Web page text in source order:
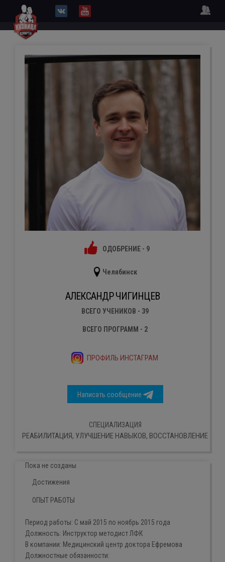
ОДОБРЕНИЕ - 9
Челябинск
АЛЕКСАНДР ЧИГИНЦЕВ
ВСЕГО УЧЕНИКОВ - 39
ВСЕГО ПРОГРАММ - 2
ПРОФИЛЬ ИНСТАГРАМ
Написать сообщение
СПЕЦИАЛИЗАЦИЯ
РЕАБИЛИТАЦИЯ, УЛУЧШЕНИЕ НАВЫКОВ, ВОССТАНОВЛЕНИЕ
Пока не созданы
Достижения
ОПЫТ РАБОТЫ
Период работы: С май 2015 по ноябрь 2015 года
Должность: Инструктор методист ЛФК
В компании: Медицинский центр доктора Ефремова
Должностные обязанности: